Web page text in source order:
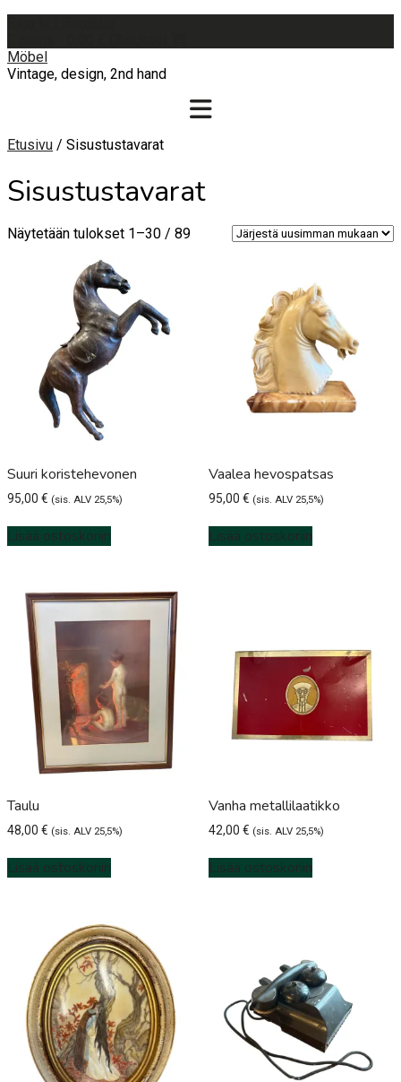
content
Möbel
Vintage, design, 2nd hand
Etusivu / Sisustustavarat
Sisustustavarat
Näytetään tulokset 1–30 / 89Sorted
Suuri koristehevonen
95,00 € (sis. ALV 25,5%)
Lisää ostoskoriin
Vaalea hevospatsas
95,00 € (sis. ALV 25,5%)
Lisää ostoskoriin
Taulu
48,00 € (sis. ALV 25,5%)
Lisää ostoskoriin
Vanha metallilaatikko
42,00 € (sis. ALV 25,5%)
Lisää ostoskoriin